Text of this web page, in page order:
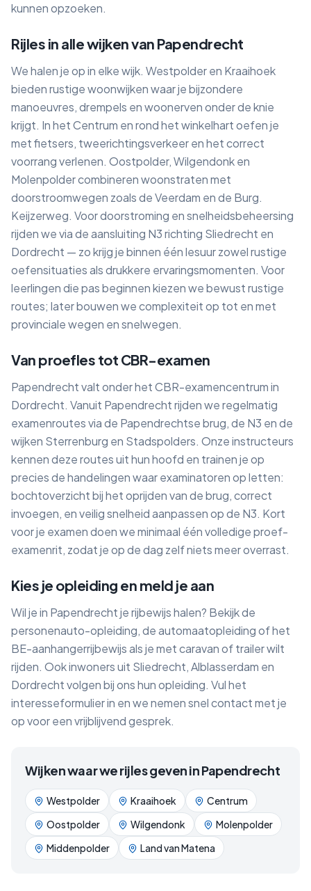
kunnen opzoeken.
Rijles in alle wijken van Papendrecht
We halen je op in elke wijk. Westpolder en Kraaihoek
bieden rustige woonwijken waar je bijzondere
manoeuvres, drempels en woonerven onder de knie
krijgt. In het Centrum en rond het winkelhart oefen je
met fietsers, tweerichtingsverkeer en het correct
voorrang verlenen. Oostpolder, Wilgendonk en
Molenpolder combineren woonstraten met
doorstroomwegen zoals de Veerdam en de Burg.
Keijzerweg. Voor doorstroming en snelheidsbeheersing
rijden we via de aansluiting N3 richting Sliedrecht en
Dordrecht — zo krijg je binnen één lesuur zowel rustige
oefensituaties als drukkere ervaringsmomenten. Voor
leerlingen die pas beginnen kiezen we bewust rustige
routes; later bouwen we complexiteit op tot en met
provinciale wegen en snelwegen.
Van proefles tot CBR-examen
Papendrecht valt onder het CBR-examencentrum in
Dordrecht. Vanuit Papendrecht rijden we regelmatig
examenroutes via de Papendrechtse brug, de N3 en de
wijken Sterrenburg en Stadspolders. Onze instructeurs
kennen deze routes uit hun hoofd en trainen je op
precies de handelingen waar examinatoren op letten:
bochtoverzicht bij het oprijden van de brug, correct
invoegen, en veilig snelheid aanpassen op de N3. Kort
voor je examen doen we minimaal één volledige proef-
examenrit, zodat je op de dag zelf niets meer overrast.
Kies je opleiding en meld je aan
Wil je in Papendrecht je rijbewijs halen? Bekijk de
personenauto-opleiding, de automaatopleiding of het
BE-aanhangerrijbewijs als je met caravan of trailer wilt
rijden. Ook inwoners uit Sliedrecht, Alblasserdam en
Dordrecht volgen bij ons hun opleiding. Vul het
interesseformulier in en we nemen snel contact met je
op voor een vrijblijvend gesprek.
Wijken waar we rijles geven inPapendrecht
Westpolder Kraaihoek
Centrum
Oostpolder
Wilgendonk
Molenpolder
Middenpolder
Land van Matena